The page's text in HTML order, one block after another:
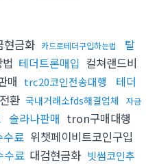
현금화 카드로테더구입하는법
탈
테더트론매입 컬쳐랜드비
매 trc20코인전송대행
테더
환 국내거래소fds해결업체
자금
솔라나판매 tron구매대행
수료 위챗페이비트코인구입
수료 대검현금화 빗썸코인추